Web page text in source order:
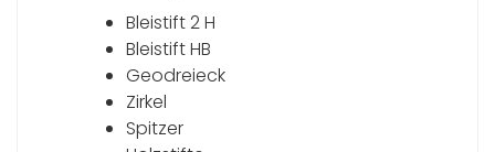
Bleistift 2 H
Bleistift HB
Geodreieck
Zirkel
Spitzer